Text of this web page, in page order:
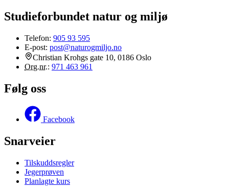
Studieforbundet natur og miljø
Telefon: 905 93 595
E-post: post@naturogmiljo.no
Christian Krohgs gate 10, 0186 Oslo
Org.nr.: 971 463 961
Følg oss
Facebook
Snarveier
Tilskuddsregler
Jegerprøven
Planlagte kurs